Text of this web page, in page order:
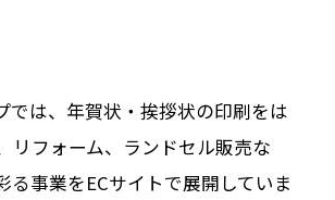
では、年賀状・挨拶状の印刷をは
リフォーム、ランドセル販売な
る事業をECサイトで展開していま